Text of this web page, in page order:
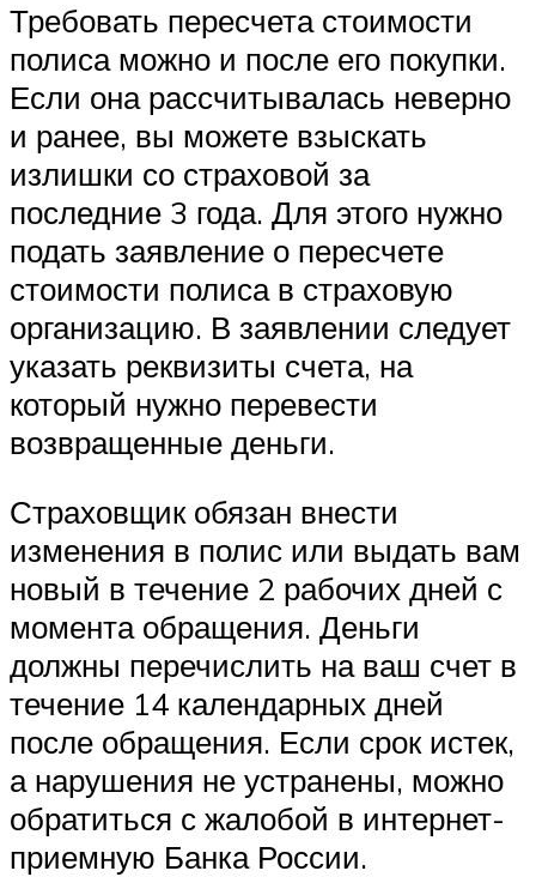
Требовать пересчета стоимости
полиса можно и после его покупки.
Если она рассчитывалась неверно
и ранее, вы можете взыскать
излишки со страховой за
последние 3 года. Для этого нужно
подать заявление о пересчете
стоимости полиса в страховую
организацию. В заявлении следует
указать реквизиты счета, на
который нужно перевести
возвращенные деньги.
Страховщик обязан внести
изменения в полис или выдать вам
новый в течение 2 рабочих дней с
момента обращения. Деньги
должны перечислить на ваш счет в
течение 14 календарных дней
после обращения. Если срок истек,
а нарушения не устранены, можно
обратиться с жалобой в интернет-
приемную Банка России.